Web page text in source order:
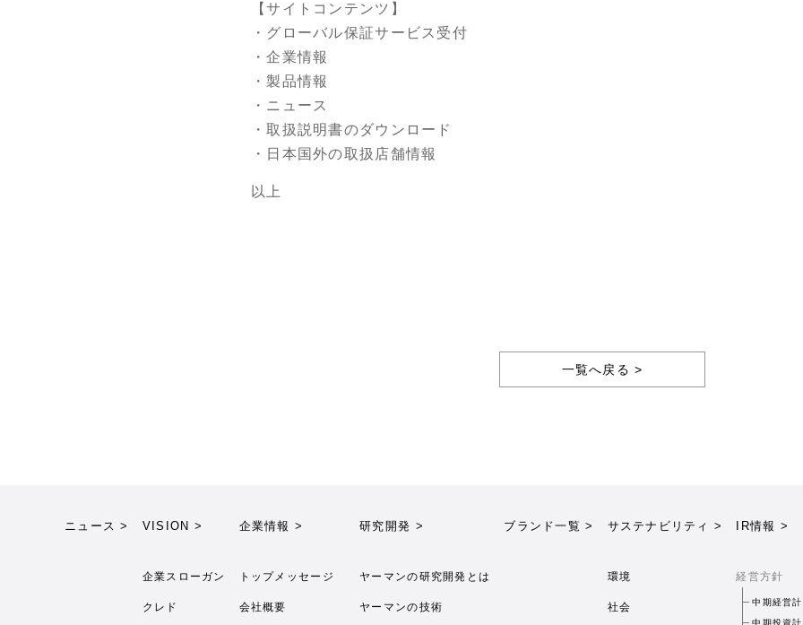
【サイトコンテンツ】
・グローバル保証サービス受付
・企業情報
・製品情報
・ニュース
・取扱説明書のダウンロード
・日本国外の取扱店舗情報
以上
一覧へ戻る >
ニュース > VISION >
企業スローガン
クレド
企業情報 >
トップメッセージ
会社概要
研究開発 >
ヤーマンの研究開発とは
ヤーマンの技術
ブランド一覧 > サステナビリティ >
環境
社会
IR情報 >
経営方針
中期経営
中期投資